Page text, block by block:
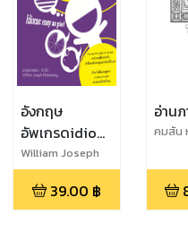
อังกฤษ
อัพเกรดidiomsฝรั่ง
เลือกใช้คน
ไทยupdate
William Joseph
Klinkenberg
39.00 ฿
อ่าน
คมสัน